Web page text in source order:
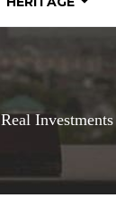
Real Investments